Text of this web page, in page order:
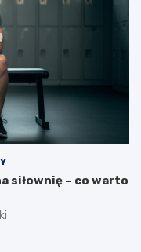
siłownię – co warto